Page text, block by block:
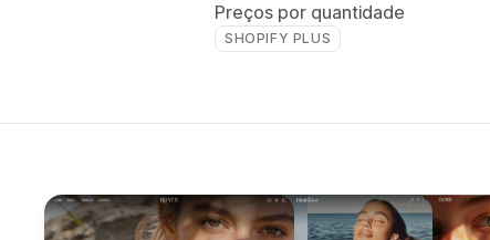
Preços por quantidade
SHOPIFY PLUS